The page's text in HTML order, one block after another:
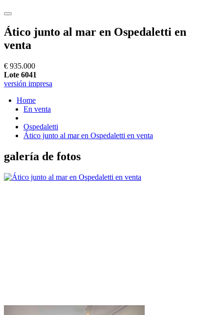
Ático junto al mar en Ospedaletti en
venta
€ 935.000
Lote 6041
versión impresa
Home
En venta
Ospedaletti
Ático junto al mar en Ospedaletti en venta
galería de fotos